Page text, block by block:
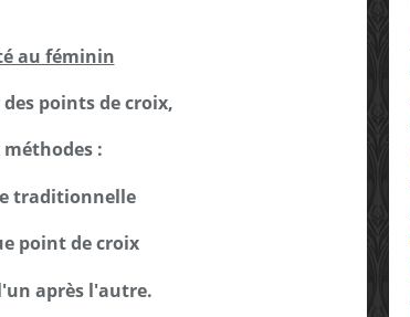
au féminin
points de croix,
:
traditionnelle
point de croix
après l'autre.